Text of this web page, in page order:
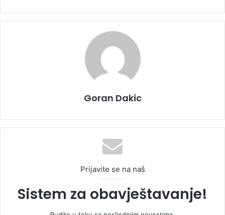
Goran Dakic
Prijavite se na naš
Sistem za obavještavanje!